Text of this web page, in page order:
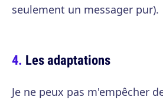
seulement un messager pur).
Les adaptations
Je ne peux pas m'empêcher